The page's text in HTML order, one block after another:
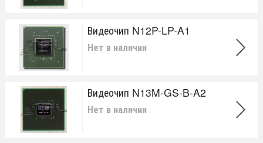
Видеочип N12P-LP-A1
Нет в наличии
Видеочип N13M-GS-B-A2
Нет в наличии